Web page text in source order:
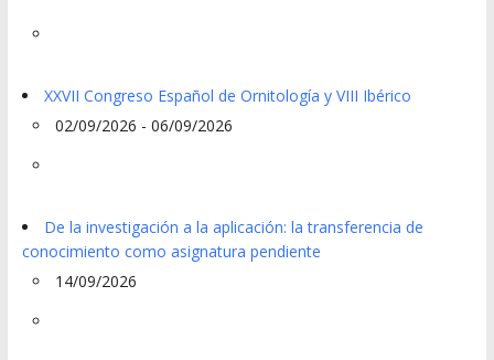
XXVII Congreso Español de Ornitología y VIII Ibérico
02/09/2026 - 06/09/2026
De la investigación a la aplicación: la transferencia de
conocimiento como asignatura pendiente
14/09/2026